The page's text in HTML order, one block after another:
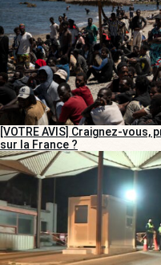
[VOTRE AVIS] Craignez-
sur la France ?